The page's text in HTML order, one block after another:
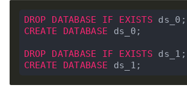
DROP DATABASE IF EXISTS
CREATE
DATABASE ds_0;
DROP DATABASE IF EXISTS
CREATE
DATABASE